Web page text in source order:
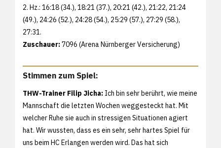
2. Hz.: 16:18 (34.), 18:21 (37.), 20:21 (42.), 21:22, 21:24
(49.), 24:26 (52.), 24:28 (54.), 25:29 (57.), 27:29 (58.),
27:31.
Zuschauer:7096 (Arena Nürnberger Versicherung)
Stimmen zum Spiel:
THW-Trainer Filip Jicha: Ich bin sehr berührt, wie meine
Mannschaft die letzten Wochen weggesteckt hat. Mit
welcher Ruhe sie auch in stressigen Situationen agiert
hat. Wir wussten, dass es ein sehr, sehr hartes Spiel für
uns beim HC Erlangen werden wird. Das hat sich